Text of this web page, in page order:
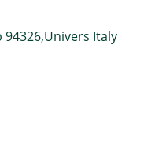
Italy